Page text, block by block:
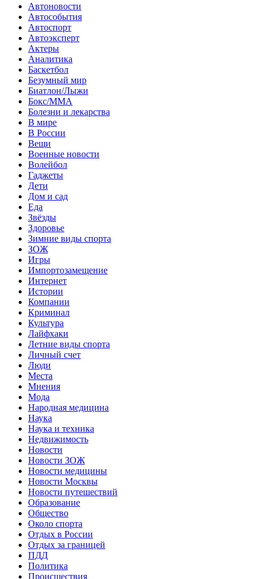
Автоновости
Автособытия
Автоспорт
Автоэксперт
Актеры
Аналитика
Баскетбол
Безумный мир
Биатлон/Лыжи
Бокс/MMA
Болезни и лекарства
В мире
В России
Вещи
Военные новости
Волейбол
Гаджеты
Дети
Дом и сад
Еда
Звёзды
Здоровье
Зимние виды спорта
ЗОЖ
Игры
Импортозамещение
Интернет
Истории
Компании
Криминал
Культура
Лайфхаки
Летние виды спорта
Личный счет
Люди
Места
Мнения
Мода
Народная медицина
Наука
Наука и техника
Недвижимость
Новости
Новости ЗОЖ
Новости медицины
Новости Москвы
Новости путешествий
Образование
Общество
Около спорта
Отдых в России
Отдых за границей
ПДД
Политика
Происшествия